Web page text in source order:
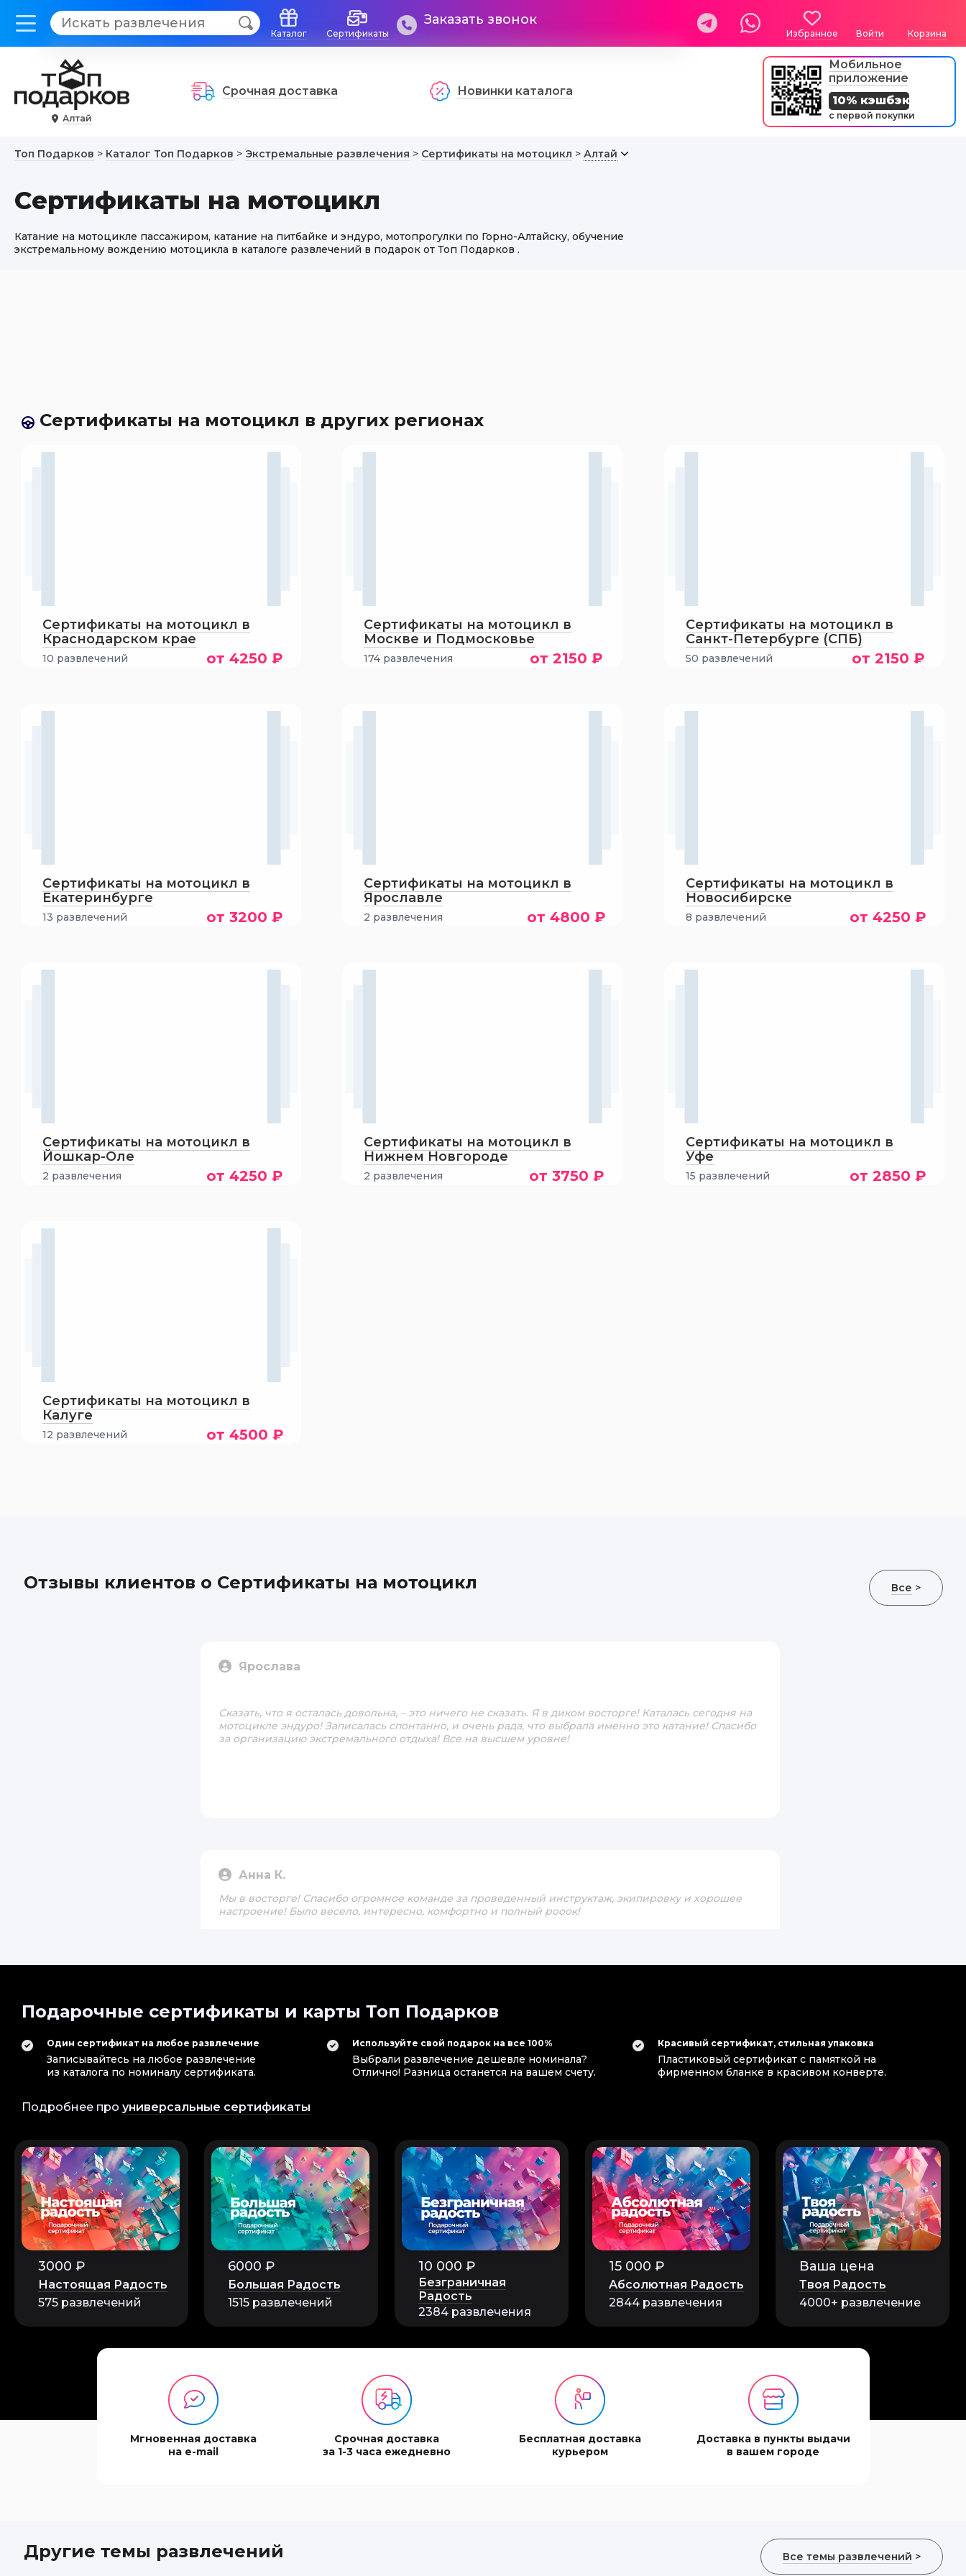
Каталог Сертификаты
Заказать звонок
Избранное Войти Корзина
Алтай
Срочная доставка Новинки каталога
Мобильное
приложение
10% кэшбэк
с первой покупки
Топ Подарков > Каталог Топ Подарков > Экстремальные развлечения > Сертификаты на мотоцикл > Алтай
Сертификаты на мотоцикл
Катание на мотоцикле пассажиром, катание на питбайке и эндуро, мотопрогулки по Горно-Алтайску, обучение
экстремальному вождению мотоцикла в каталоге развлечений в подарок от Топ Подарков .
Сертификаты на мотоцикл в других регионах
Сертификаты на мотоцикл в
Краснодарском крае
10 развлечений от 4250 ₽
Сертификаты на мотоцикл в
Москве и Подмосковье
174 развлечения от 2150 ₽
Сертификаты на мотоцикл в
Санкт-Петербурге (СПБ)
50 развлечений от 2150 ₽
Сертификаты на мотоцикл в
Екатеринбурге
13 развлечений от 3200 ₽
Сертификаты на мотоцикл в
Ярославле
2 развлечения от 4800 ₽
Сертификаты на мотоцикл в
Новосибирске
8 развлечений от 4250 ₽
Сертификаты на мотоцикл в
Йошкар-Оле
2 развлечения от 4250 ₽
Сертификаты на мотоцикл в
Нижнем Новгороде
2 развлечения от 3750 ₽
Сертификаты на мотоцикл в
Уфе
15 развлечений от 2850 ₽
Сертификаты на мотоцикл в
Калуге
12 развлечений от 4500 ₽
Отзывы клиентов о Сертификаты на мотоцикл Все >
Ярослава
Сказать, что я осталась довольна, – это ничего не сказать. Я в диком восторге! Каталась сегодня на
мотоцикле эндуро! Записалась спонтанно, и очень рада, что выбрала именно это катание! Спасибо
за организацию экстремального отдыха! Все на высшем уровне!
Анна К.
Мы в восторге! Спасибо огромное команде за проведенный инструктаж, экипировку и хорошее
настроение! Было весело, интересно, комфортно и полный рооок!
Организация понравилась! Накатался по интересным трассам! Устал, но приехал более уставшим :)
Александр
не могу – могу только посоветовать!
Приобрела мотопрогулку - все понравилось. Получила много эмоций и впечатлений. Увидела
красивый вечерний город. Водитель очень внимательный и очаровательный. Спасибо огромное
Подарочные сертификаты и карты Топ Подарков
Один сертификат на любое развлечение
Записывайтесь на любое развлечение
из каталога по номиналу сертификата.
Используйте свой подарок на все 100%
Выбрали развлечение дешевле номинала?
Отлично! Разница останется на вашем счету.
Красивый сертификат, стильная упаковка
Пластиковый сертификат с памяткой на
фирменном бланке в красивом конверте.
Подробнее про универсальные сертификаты
3000 ₽
Настоящая Радость
575 развлечений
6000 ₽
Большая Радость
1515 развлечений
10 000 ₽
Безграничная
Радость
2384 развлечения
15 000 ₽
Абсолютная Радость
2844 развлечения
Ваша цена
Твоя Радость
4000+ развлечение
Мгновенная доставка
на e-mail
Срочная доставка
за 1-3 часа ежедневно
Бесплатная доставка
курьером
Доставка в пункты выдачи
в вашем городе
Другие темы развлечений Все темы развлечений >